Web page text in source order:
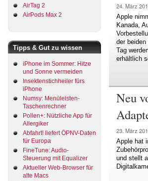
AirTag 2
AirPods Max 2
Tipps & Gut zu wissen
iPhone im Sommer: Hitze
und Sonne vermeiden
Insektenstichheiler fürs
iPhone
Numsy: Menüleisten-
Taschenrechner
Pollen+: Nützliche App für
Allergiker
Abfahrt! liefert ÖPNV-Daten
für Europa
FineTune: Audio-
Steuerung mit Equalizer
Aktueller Web-Browser für
alte Macs
24. März
Apple
Kanada,
der
Tag
erhältlich
Neu
23. März
Apple hat
und stellt